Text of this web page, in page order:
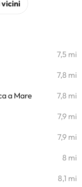
7,5 mi
7,8 mi
a Mare 7,8 mi
7,9 mi
7,9 mi
8 mi
8,1 mi